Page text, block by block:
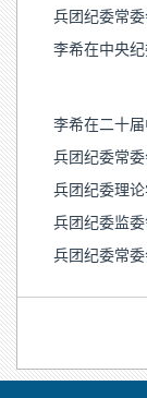
李希在二十